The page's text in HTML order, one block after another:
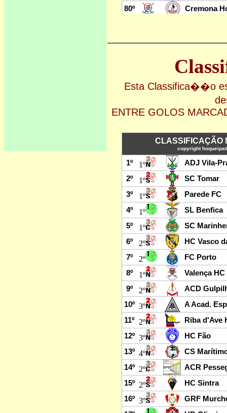
Esta Classifica��o
ENTRE GOLOS